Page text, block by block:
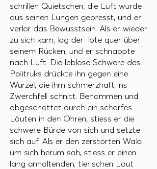
schrillen Quietschen; die Luft wurde
aus seinen Lungen gepresst, und er
verlor das Bewusstsein. Als er wieder
zu sich kam, lag der Tote quer über
seinem Rücken, und er schnappte
nach Luft. Die leblose Schwere des
Politruks drückte ihn gegen eine
Wurzel, die ihm schmerzhaft ins
Zwerchfell schnitt. Benommen und
abgeschottet durch ein scharfes
Läuten in den Ohren, stiess er die
schwere Bürde von sich und setzte
sich auf. Als er den zerstörten Wald
um sich herum sah, stiess er einen
lang anhaltenden, tierischen Laut